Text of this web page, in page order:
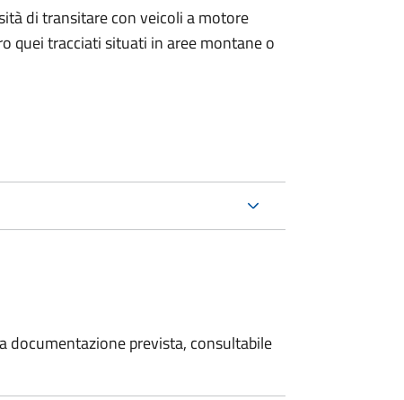
di transitare con veicoli a motore
quei tracciati situati in aree montane o
documentazione prevista, consultabile